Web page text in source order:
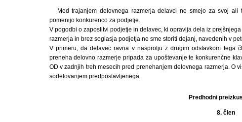
Med trajanjem delovnega razmerja delavci ne smejo za svoj
pomenijo konkurenco za podjetje.
V pogodbi o zaposlitvi podjetje in delavec, ki opravlja dela iz
razmerja in brez soglasja podjetja ne sme storiti dejanj, navedenih v
V primeru, da delavec ravna v nasprotju z drugim odstavkom tega
preneha delovno razmerje pripada za upoštevanje te konkurenčne
OD v zadnjih treh mesecih pred prenehanjem delovnega razmerja. O
sodelovanjem predpostavljenega.
Predhodni
8. člen